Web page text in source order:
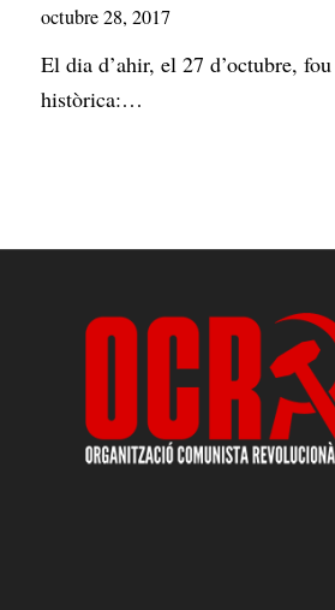
octubre 28, 2017
El dia d’ahir, el 27 d’octubre,
històrica:…